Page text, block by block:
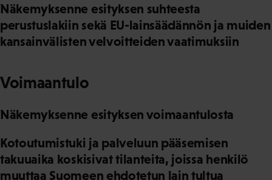
Näkemyksenne esityksen suhteesta
perustuslakiin sekä EU-lainsäädännön ja muiden
kansainvälisten velvoitteiden vaatimuksiin
Voimaantulo
Näkemyksenne esityksen voimaantulosta
Kotoutumistuki ja palveluun pääsemisen
takuuaika koskisivat tilanteita, joissa henkilö
muuttaa Suomeen ehdotetun lain tultua